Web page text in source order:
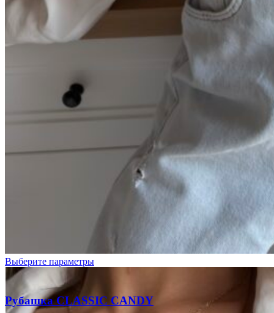
Выберите параметры
Рубашка CLASSIC CANDY